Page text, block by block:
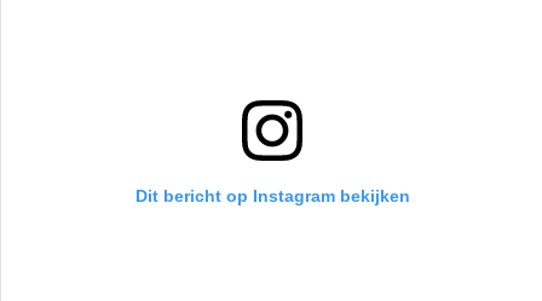
Dit bericht op Instagram bekijken